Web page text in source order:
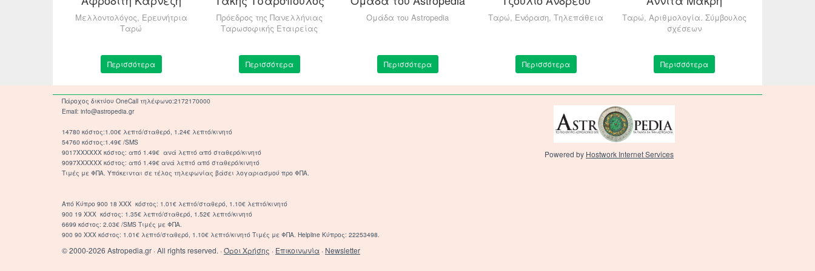
Μελλοντολόγος, Ερευνήτρια
Ταρώ
Περισσότερα
Πρόεδρος της Πανελλήνιας
Ταρωσοφικής Εταιρείας
Περισσότερα
Ομάδα του Astropedia
Περισσότερα
Ταρώ, Ενόραση, Τηλεπάθεια
Περισσότερα
Ταρώ, Αριθμολογία. Σύμβουλος
σχέσεων
Περισσότερα
Πάροχος δικτύου OneCall τηλέφωνο:2172170000
Email: info@astropedia.gr
14780 κόστος:1.00€ λεπτό/σταθερό, 1.24€ λεπτό/κινητό
54760 κόστος:1.49€ /SMS
9017XXXXXX κόστος: από 1.49€ ανά λεπτό από σταθερό/κινητό
9097XXXXXX κόστος: από 1.49€ ανά λεπτό από σταθερό/κινητό
Τιμές με ΦΠΑ. Υπόκεινται σε τέλος τηλεφωνίας βάσει λογαριασμού προ ΦΠΑ.
Από Κύπρο 900 18 ΧΧΧ κόστος: 1.01€ λεπτό/σταθερό, 1.10€ λεπτό/κινητό
900 19 ΧΧΧ κόστος: 1.35€ λεπτό/σταθερό, 1.52€ λεπτό/κινητό
6699 κόστος: 2.03€ /SMS Τιμές με ΦΠΑ.
900 90 XXX κόστος: 1.01€ λεπτό/σταθερό, 1.10€ λεπτό/κινητό Τιμές με ΦΠΑ. Helpline Κύπρος: 22253498.
© 2000-2026 Astropedia.gr · All rights reserved. ·Όροι Χρήσης · Επικοινωνία · Newsletter
Powered by Hostwork Internet Services